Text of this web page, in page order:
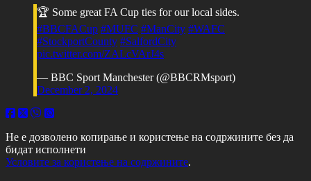
🏆 Some great FA Cup ties for our local sides.
#BBCFACup #MUFC #ManCity #WAFC
#StockportCounty #SalfordCity
pic.twitter.com/ZALcVArJ4s
— BBC Sport Manchester (@BBCRMsport)
December 2, 2024
Не е дозволено копирање и користење на содржините без да
бидат исполнети
Условите за користење на содржините.